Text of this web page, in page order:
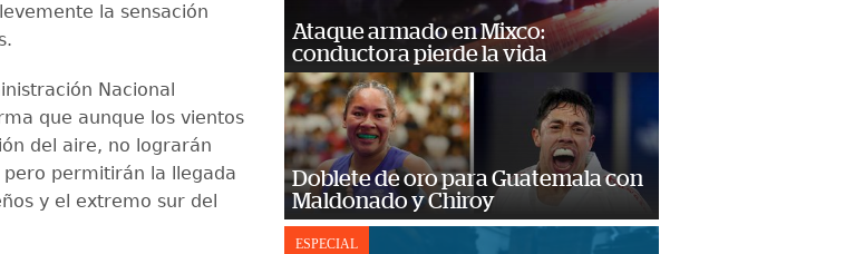
la sensación
Nacional
que aunque los vientos
del aire, no lograrán
permitirán la llegada
y el extremo sur del
Ataque armado en Mixco:
conductora pierde la vida
Doblete de oro para Guatemala con
Maldonado y Chiroy
ESPECIAL